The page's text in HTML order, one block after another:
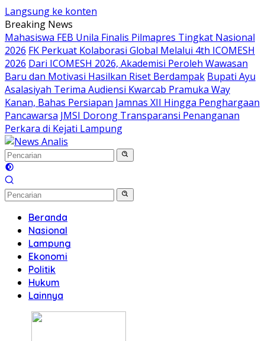
Langsung ke konten
Breaking News
Mahasiswa FEB Unila Finalis Pilmapres Tingkat Nasional
2026 FK Perkuat Kolaborasi Global Melalui 4th ICOMESH
2026 Dari ICOMESH 2026, Akademisi Peroleh Wawasan
Baru dan Motivasi Hasilkan Riset Berdampak Bupati Ayu
Asalasiyah Terima Audiensi Kwarcab Pramuka Way
Kanan, Bahas Persiapan Jamnas XII Hingga Penghargaan
Pancawarsa JMSI Dorong Transparansi Penanganan
Perkara di Kejati Lampung
Beranda
Nasional
Lampung
Ekonomi
Politik
Hukum
Lainnya